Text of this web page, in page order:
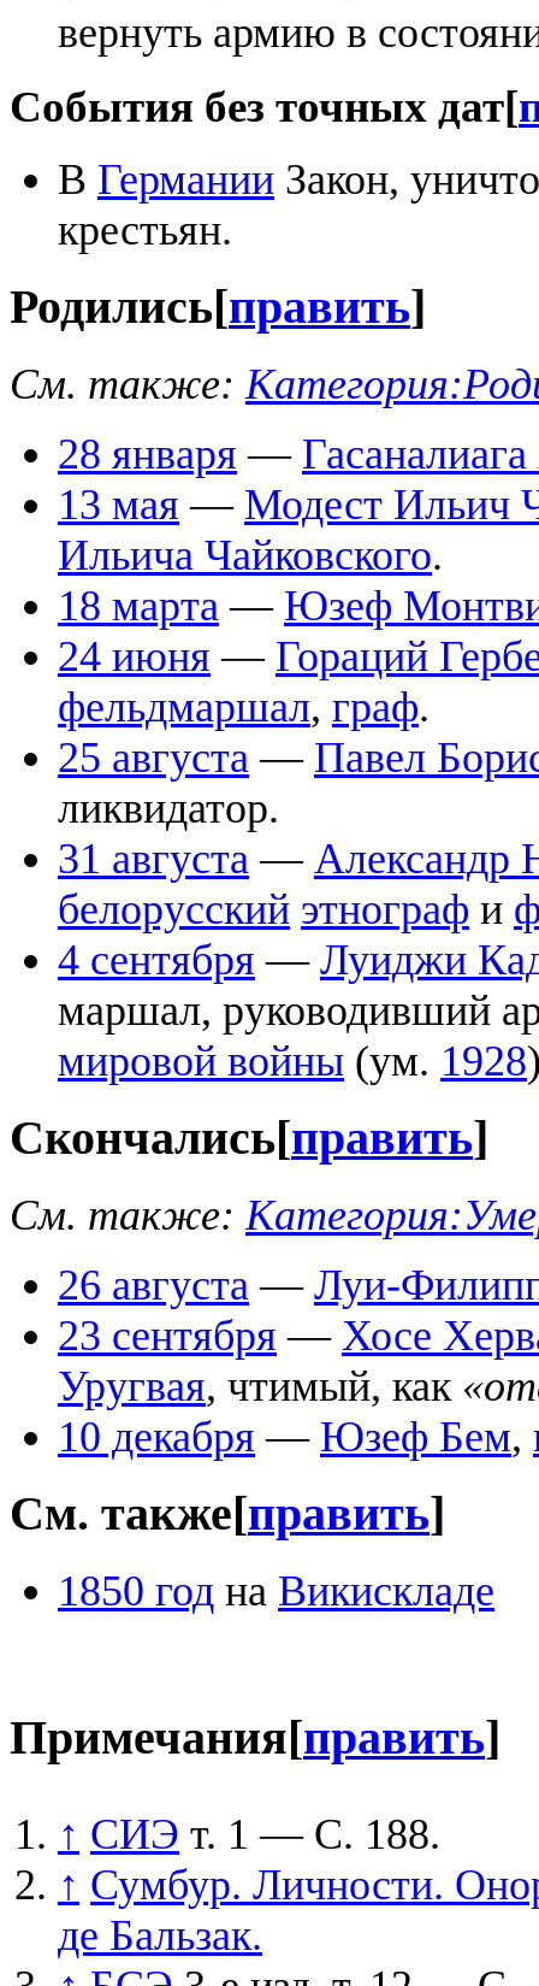
вернуть армию в
События без точных дат[
В Германии Закон,
крестьян.
Родились[править]
См. также:
28 января —
13 мая — Модест Ильич
Ильича Чайковского.
18 марта — Юзеф
24 июня — Гораций
фельдмаршал, граф.
25 августа — Павел
ликвидатор.
31 августа — Александр
белорусский этнограф и
4 сентября — Луиджи
маршал, руководивший
мировой войны (ум. 1928
Скончались[править]
См. также:
26 августа — Луи-
23 сентября — Хосе
Уругвая, чтимый, как
10 декабря — Юзеф Бем,
См. также[править]
1850 год на Викискладе
Примечания[править]
↑ СИЭ т. 1 — С. 188.
↑ Сумбур. Личности.
де Бальзак.